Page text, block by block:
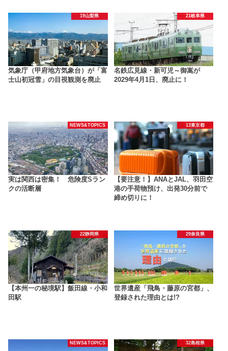
19山梨県
気象庁（甲府地方気象台）が「富
士山初冠雪」の目視観測を廃止
21岐阜県
名鉄広見線・新可児～御嵩が
2029年4月1日、廃止に！
NEWS&TOPICS
実は関西は密集！ 危険度Sラン
クの活断層
13東京都
【要注意！】ANAとJAL、羽田空
港の手荷物預け、出発30分前で
締め切りに！
22静岡県
【本州一の秘境駅】飯田線・小和
田駅
29奈良県
世界遺産「飛鳥・藤原の宮都」、
登録された理由とは!?
NEWS&TOPICS 32島根県